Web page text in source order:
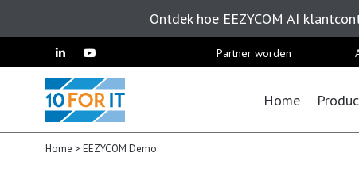
Ontdek hoe EEZYCOM AI
to
Partner worden
Home
Home > EEZYCOM Demo